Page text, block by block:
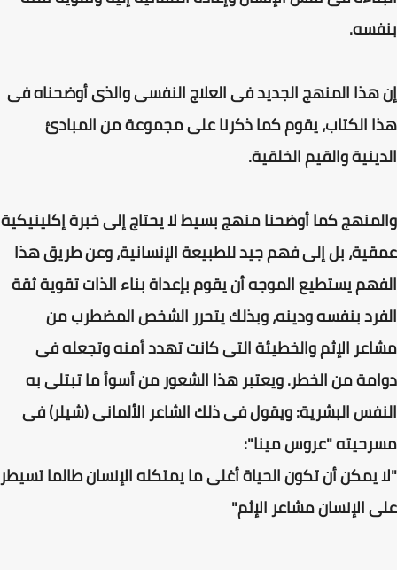
بنفسه.
إن هذا المنهج الجديد فى العلاج النفسى والذى أوضحناه فى
هذا الكتاب، يقوم كما ذكرنا على مجموعة من المبادئ
الدينية والقيم الخلقية.
والمنهج كما أوضحنا منهج بسيط لا يحتاج إلى خبرة إكلينيكية
عمقية، بل إلى فهم جيد للطبيعة الإنسانية، وعن طريق هذا
الفهم يستطيع الموجه أن يقوم بإعداة بناء الذات تقوية ثقة
الفرد بنفسه ودينه، وبذلك يتحرر الشخص المضطرب من
مشاعر الإثم والخطيئة التى كانت تهدد أمنه وتجعله فى
دوامة من الخطر. ويعتبر هذا الشعور من أسوأ ما تبتلى به
النفس البشرية: ويقول فى ذلك الشاعر الألمانى (شيلر) فى
مسرحيته "عروس مينا":
"لا يمكن أن تكون الحياة أغلى ما يمتكله الإنسان طالما تسيطر
على الإنسان مشاعر الإثم"